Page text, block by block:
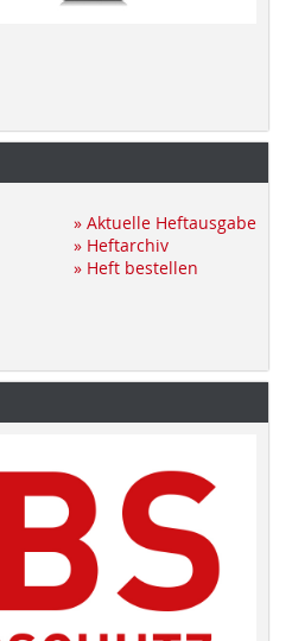
» Aktuelle Heftausgabe
» Heftarchiv
» Heft bestellen